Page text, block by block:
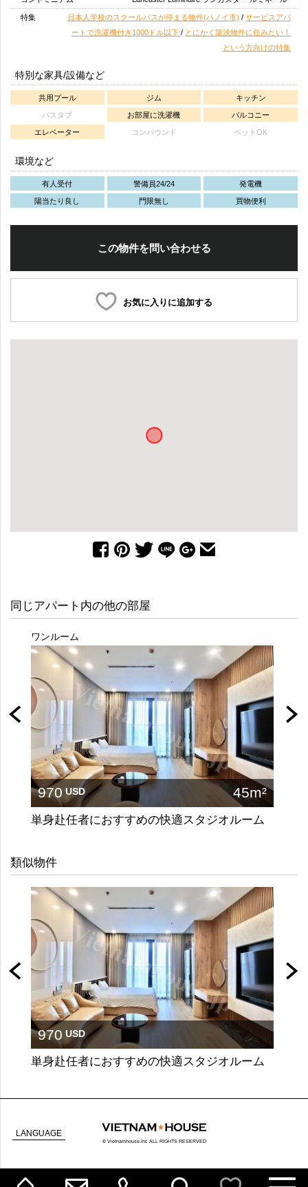
特集 日本人学校のスクールバスが停まる物件(ハノイ市) / サービスアパ
ートで洗濯機付き1000ドル以下 / とにかく築浅物件に住みたい！
という方向けの特集
特別な家具/設備など
共用プール ジム キッチン
バスタブ お部屋に洗濯機 バルコニー
エレベーター コンパウンド ペットOK
環境など
有人受付 警備員24/24 発電機
陽当たり良し 門限無し 買物便利
この物件を問い合わせる
お気に入りに追加する
同じアパート内の他の部屋
ワンルーム
970 USD 45m²
単身赴任者におすすめの快適スタジオルーム
類似物件
970 USD
単身赴任者におすすめの快適スタジオルーム
LANGUAGE
© Vietnamhouse.Inc ALL RIGHTS RESERVED